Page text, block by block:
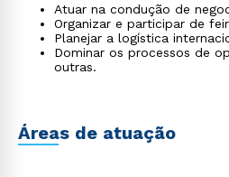
Atuar na condução de
Organizar e participar de
Planejar a logística
Dominar os processos de
outras.
Áreas de atuação